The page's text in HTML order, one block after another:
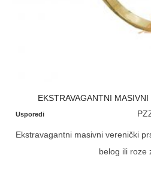
EKSTRAVAGANTNI
Usporedi
Ekstravagantni masivni verenički
belog ili roze